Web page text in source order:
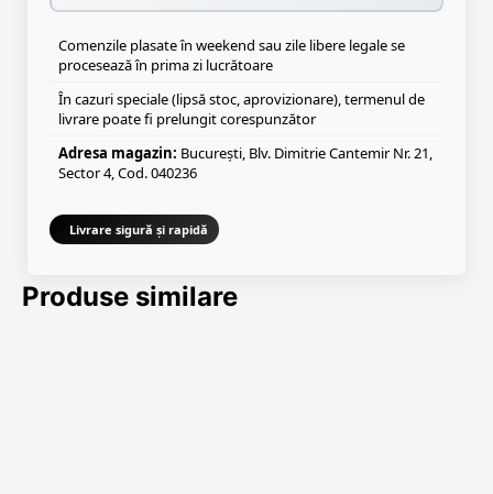
Comenzile plasate în weekend sau zile libere legale se
procesează în prima zi lucrătoare
În cazuri speciale (lipsă stoc, aprovizionare), termenul de
livrare poate fi prelungit corespunzător
Adresa magazin: București, Blv. Dimitrie Cantemir Nr. 21,
Sector 4, Cod. 040236
Livrare sigură și rapidă
Produse similare